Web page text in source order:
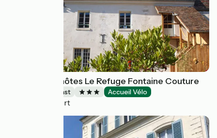
Chambres d'hôtes Le Refuge Fontaine Couture
Bed and breakfast Accueil Vélo
Théméricourt